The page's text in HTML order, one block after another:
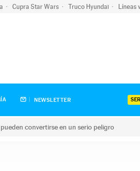
Cupra Star Wars Truco Hyundai Líneas
NEWSLETTER
convertirse en un serio peligro